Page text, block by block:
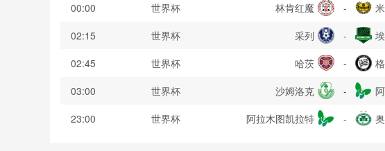
00:00 世界杯 林肯红魔 -
02:15
世界杯 采列 -
02:45
世界杯 哈茨 -
03:00
世界杯 沙姆洛克 -
23:00
世界杯 阿拉木图凯拉特 -